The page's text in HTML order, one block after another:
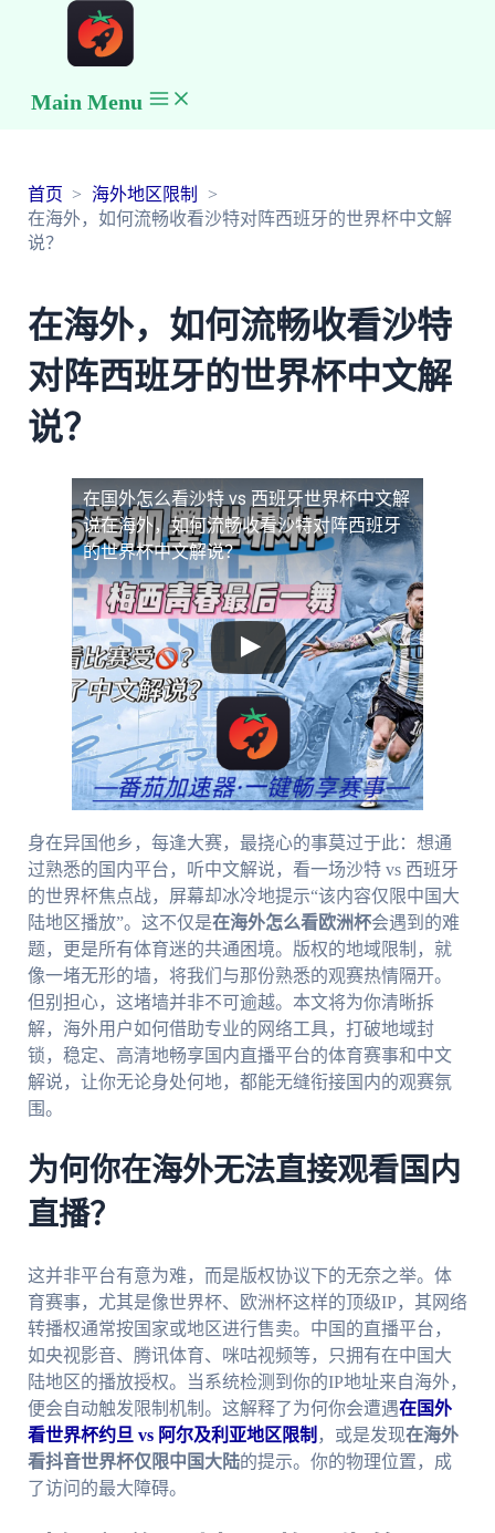
Main Menu
首页
海外地区限制
在海外，如何流畅收看沙特对阵西班牙的世界杯中文解
说？
在海外，如何流畅收看沙特
对阵西班牙的世界杯中文解
说？
在国外怎么看沙特 vs 西班牙世界杯中文解
说在海外，如何流畅收看沙特对阵西班牙
的世界杯中文解说？
身在异国他乡，每逢大赛，最挠心的事莫过于此：想通
过熟悉的国内平台，听中文解说，看一场沙特 vs 西班牙
的世界杯焦点战，屏幕却冰冷地提示“该内容仅限中国大
陆地区播放”。这不仅是在海外怎么看欧洲杯会遇到的难
题，更是所有体育迷的共通困境。版权的地域限制，就
像一堵无形的墙，将我们与那份熟悉的观赛热情隔开。
但别担心，这堵墙并非不可逾越。本文将为你清晰拆
解，海外用户如何借助专业的网络工具，打破地域封
锁，稳定、高清地畅享国内直播平台的体育赛事和中文
解说，让你无论身处何地，都能无缝衔接国内的观赛氛
围。
为何你在海外无法直接观看国内
直播？
这并非平台有意为难，而是版权协议下的无奈之举。体
育赛事，尤其是像世界杯、欧洲杯这样的顶级IP，其网络
转播权通常按国家或地区进行售卖。中国的直播平台，
如央视影音、腾讯体育、咪咕视频等，只拥有在中国大
陆地区的播放授权。当系统检测到你的IP地址来自海外，
便会自动触发限制机制。这解释了为何你会遭遇在国外
看世界杯约旦 vs 阿尔及利亚地区限制 ，或是发现在海外
看抖音世界杯仅限中国大陆的提示。你的物理位置，成
了访问的最大障碍。